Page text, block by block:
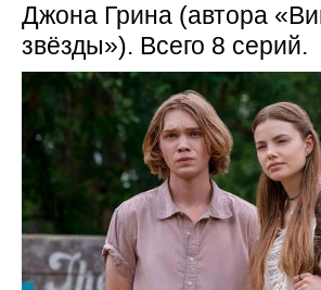
Джона Грина (автора
звёзды»). Всего 8 серий.